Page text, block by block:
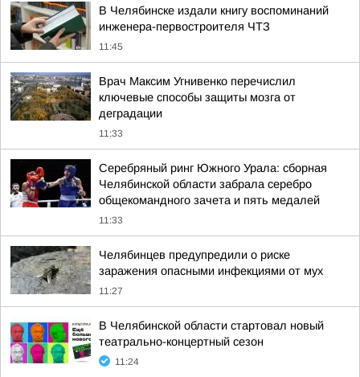
В Челябинске издали книгу воспоминаний
инженера-первостроителя ЧТЗ
11:45
Врач Максим Угнивенко перечислил
ключевые способы защиты мозга от
деградации
11:33
Серебряный ринг Южного Урала: сборная
Челябинской области забрала серебро
общекомандного зачета и пять медалей
11:33
Челябинцев предупредили о риске
заражения опасными инфекциями от мух
11:27
В Челябинской области стартовал новый
театрально-концертный сезон
11:24